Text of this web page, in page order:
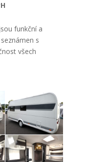
funkční a
s
všech